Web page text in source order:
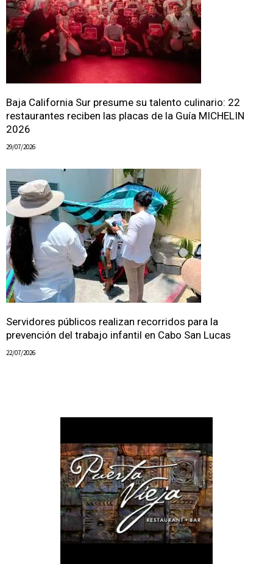
Baja California Sur presume su talento culinario: 22
restaurantes reciben las placas de la Guía MICHELIN
2026
29/07/2026
Servidores públicos realizan recorridos para la
prevención del trabajo infantil en Cabo San Lucas
22/07/2026